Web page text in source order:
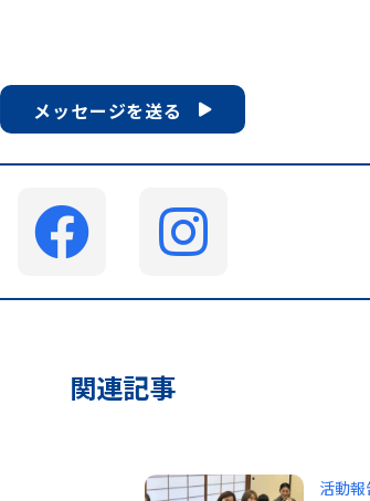
メッセージを送る
関連記事
活動報